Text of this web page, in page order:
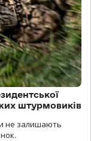
штурмовиків
не залишають